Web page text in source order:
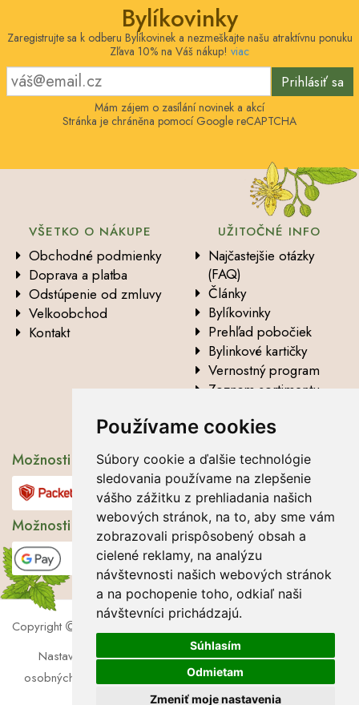
Používame cookies
Súbory cookie a ďalšie technológie
sledovania používame na zlepšenie
vášho zážitku z prehliadania našich
webových stránok, na to, aby sme vám
zobrazovali prispôsobený obsah a
cielené reklamy, na analýzu
návštevnosti našich webových stránok
a na pochopenie toho, odkiaľ naši
návštevníci prichádzajú.
Súhlasím
Odmietam
Zmeniť moje nastavenia
Bylíkovinky
Zaregistrujte sa k odberu Bylíkovinek a nezmeškajte našu atraktívnu ponuku
Zľava 10% na Váš nákup! viac
Prihlásiť sa
Mám zájem o zasílání novinek a akcí
Stránka je chráněna pomocí Google reCAPTCHA
VŠETKO O NÁKUPE
Obchodné podmienky
Doprava a platba
Odstúpenie od zmluvy
Velkoobchod
Kontakt
UŽITOČNÉ INFO
Najčastejšie otázky
(FAQ)
Články
Bylíkovinky
Prehľad pobočiek
Bylinkové kartičky
Vernostný program
Zoznam sortimentu
údajov
Možnosti dopravy
Možnosti platby
Copyright
2026 Lbros s.r.o.
Nastavenie cookies|Súbory cookie|Zásady ochrany
osobných údajov
Súhlas so spracúvaním osobných údajov